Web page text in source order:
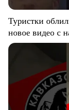
Туристки
новое видео с